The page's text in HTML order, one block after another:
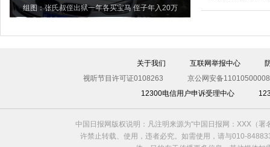
组图：张氏叔侄出狱一年各买宝马 侄子年入20万
关于我们 互联网举报中心
视听节目许可证0108263
京公网安备
12300电信用户申诉受理中心
中国日报网版权说明：凡注明来源为“中国日报网：XXX（
许禁止转载、使用，违者必究。如需使用，请与010-